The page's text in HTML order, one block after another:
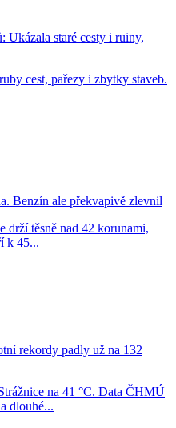
Ukázala staré cesty i ruiny,
cest, pařezy i zbytky staveb.
Benzín ale překvapivě zlevnil
drží těsně nad 42 korunami,
k 45...
rekordy padly už na 132
na 41 °C. Data ČHMÚ
dlouhé...